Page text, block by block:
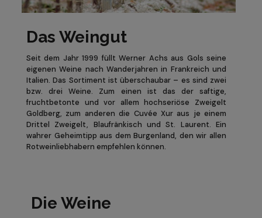
Das Weingut
Seit dem Jahr 1999 füllt Werner Achs aus Gols seine
eigenen Weine nach Wanderjahren in Frankreich und
Italien. Das Sortiment ist überschaubar – es sind zwei
bzw. drei Weine. Zum einen ist das der saftige,
fruchtbetonte und vor allem hochseriöse Zweigelt
Goldberg, zum anderen die Cuvée Xur aus je einem
Drittel Zweigelt, Blaufränkisch und St. Laurent. Ein
wahrer Geheimtipp aus dem Burgenland, den wir allen
Rotweinliebhabern empfehlen können.
Die Weine